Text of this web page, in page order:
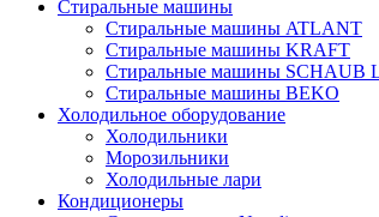
Стиральные машины
Стиральные машины ATLANT
Стиральные машины KRAFT
Стиральные машины SCHAUB
Стиральные машины BEKO
Холодильное оборудование
Холодильники
Морозильники
Холодильные лари
Кондиционеры